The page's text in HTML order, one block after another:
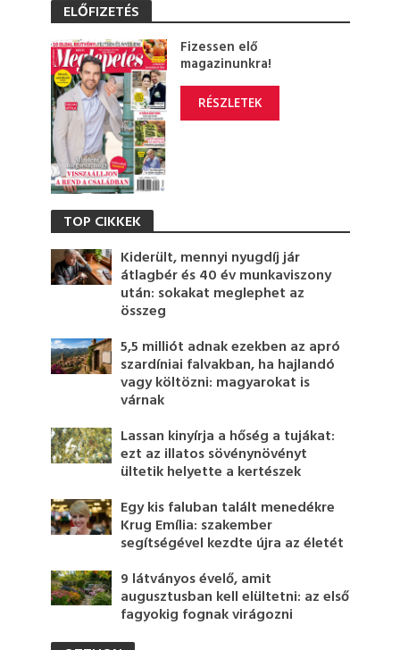
ELŐFIZETÉS
Fizessen elő
magazinunkra!
RÉSZLETEK
TOP CIKKEK
Kiderült, mennyi nyugdíj jár
átlagbér és 40 év munkaviszony
után: sokakat meglephet az
összeg
5,5 milliót adnak ezekben az apró
szardíniai falvakban, ha hajlandó
vagy költözni: magyarokat is
várnak
Lassan kinyírja a hőség a tujákat:
ezt az illatos sövénynövényt
ültetik helyette a kertészek
Egy kis faluban talált menedékre
Krug Emília: szakember
segítségével kezdte újra az életét
9 látványos évelő, amit
augusztusban kell elültetni: az első
fagyokig fognak virágozni